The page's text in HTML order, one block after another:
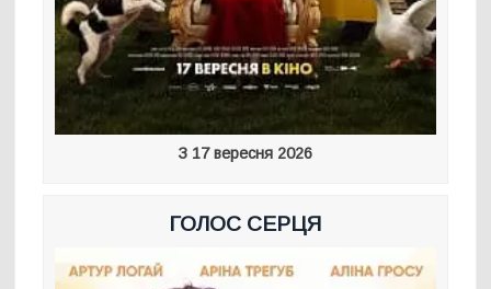
З 17 вересня 2026
ГОЛОС СЕРЦЯ